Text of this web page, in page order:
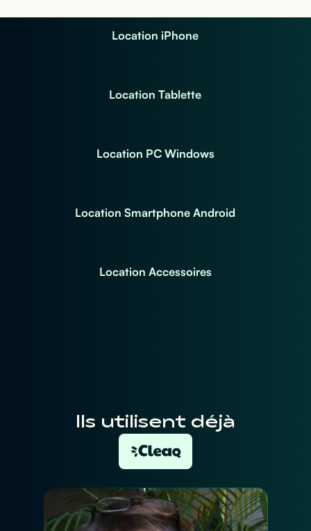
Location iPhone
Location Tablette
Location PC Windows
Location Smartphone Android
Location Accessoires
Ils utilisent déjà